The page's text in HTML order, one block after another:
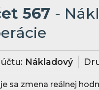
567 -
Nákladový
sa zmena reálnej